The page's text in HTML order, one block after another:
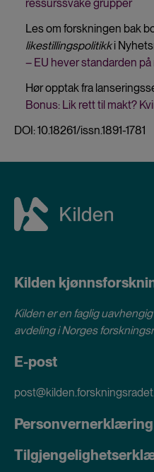
ressurssvake grupper
Les om forskningen bak
likestillingspolitikki
– EU hever standarden
Hør opptak fra
Bonus: Lik rett til makt?
DOI: 10.18261/issn.1891-1781
Kilden
Kilden er en faglig uavhengig
avdeling iNorges
E-post
Personvernerklæring